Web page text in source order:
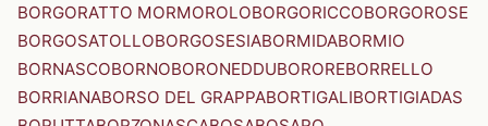
BORGORATTO MORMOROLOBORGORICCOBORGOROSE
BORGOSATOLLOBORGOSESIABORMIDABORMIO
BORNASCOBORNOBORONEDDUBOROREBORRELLO
BORRIANABORSO DEL GRAPPABORTIGALIBORTIGIADAS